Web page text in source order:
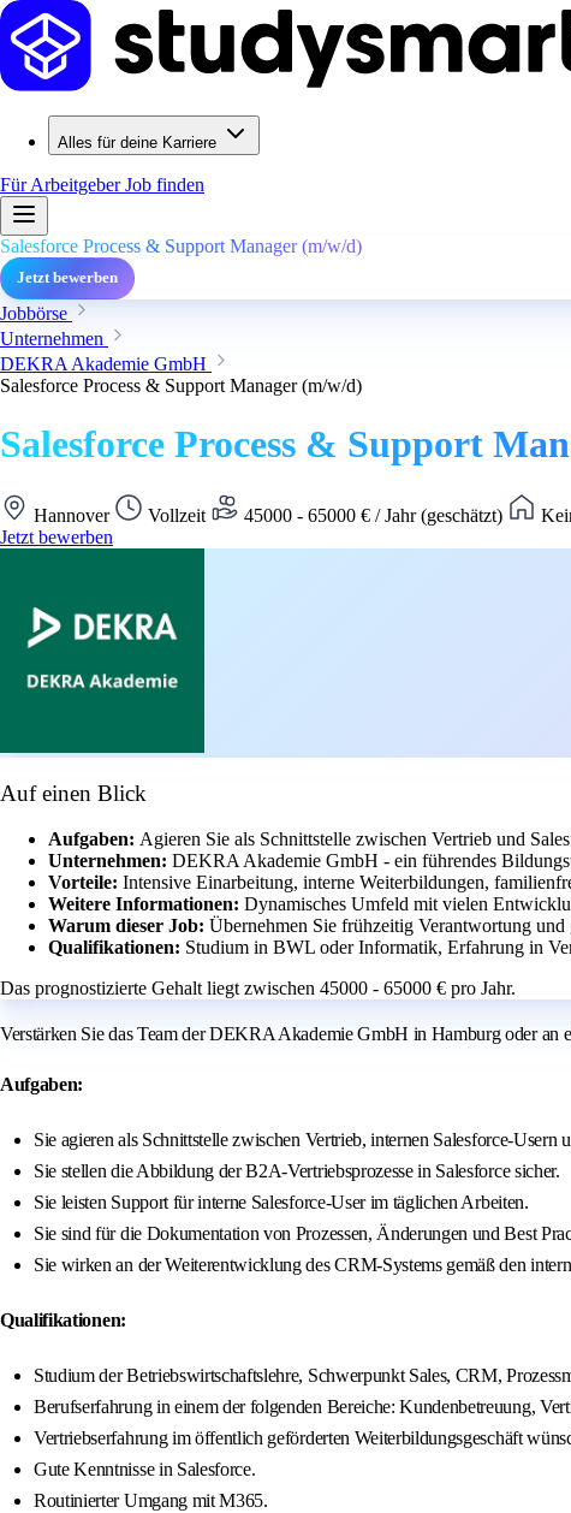
Alles für deine Karriere
Für ArbeitgeberJob finden
Salesforce Process & Support Manager (m/w/d)
Jetzt bewerben
Jobbörse
Unternehmen
DEKRA Akademie GmbH
Salesforce Process & Support Manager (m/w/d)
Salesforce Process & Support
Hannover Vollzeit 45000 - 65000 € / Jahr (geschätzt)
Jetzt bewerben
Auf einen Blick
Aufgaben: Agieren Sie als Schnittstelle zwischen Vertrieb und
Unternehmen: DEKRA Akademie GmbH - ein führendes
Vorteile: Intensive Einarbeitung, interne Weiterbildungen,
Weitere Informationen: Dynamisches Umfeld mit vielen
Warum dieser Job: Übernehmen Sie frühzeitig Verantwortung
Qualifikationen: Studium in BWL oder Informatik, Erfahrung in
Das prognostizierte Gehalt liegt zwischen 45000 - 65000 € pro Jahr.
Verstärken Sie das Team der DEKRA Akademie GmbH in Hamburg oder an
Aufgaben:
Sie agieren als Schnittstelle zwischen Vertrieb, internen Salesforce-
Sie stellen die Abbildung der B2A-Vertriebsprozesse in Salesforce sicher.
Sie leisten Support für interne Salesforce-User im täglichen Arbeiten.
Sie sind für die Dokumentation von Prozessen, Änderungen und Best
Sie wirken an der Weiterentwicklung des CRM-Systems gemäß den
Qualifikationen:
Studium der Betriebswirtschaftslehre, Schwerpunkt Sales, CRM,
Berufserfahrung in einem der folgenden Bereiche: Kundenbetreuung,
Vertriebserfahrung im öffentlich geförderten Weiterbildungsgeschäft
Gute Kenntnisse in Salesforce.
Routinierter Umgang mit M365.